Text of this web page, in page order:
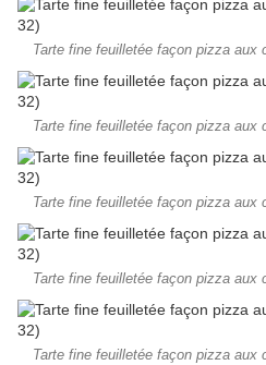
Tarte fine feuilletée façon pizza
Tarte fine feuilletée façon pizza
Tarte fine feuilletée façon pizza
Tarte fine feuilletée façon pizza
Tarte fine feuilletée façon pizza